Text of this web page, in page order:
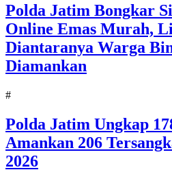
Polda Jatim Bongkar
Online Emas Murah,
Diantaranya Warga
Diamankan
#
Polda Jatim Ungkap
Amankan 206
2026